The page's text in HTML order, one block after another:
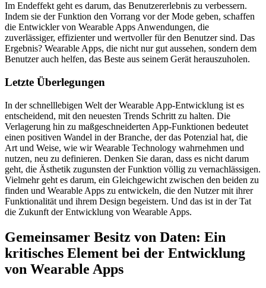
Im Endeffekt geht es darum, das Benutzererlebnis zu verbessern.
Indem sie der Funktion den Vorrang vor der Mode geben, schaffen
die Entwickler von Wearable Apps Anwendungen, die
zuverlässiger, effizienter und wertvoller für den Benutzer sind. Das
Ergebnis? Wearable Apps, die nicht nur gut aussehen, sondern dem
Benutzer auch helfen, das Beste aus seinem Gerät herauszuholen.
Letzte Überlegungen
In der schnelllebigen Welt der Wearable App-Entwicklung ist es
entscheidend, mit den neuesten Trends Schritt zu halten. Die
Verlagerung hin zu maßgeschneiderten App-Funktionen bedeutet
einen positiven Wandel in der Branche, der das Potenzial hat, die
Art und Weise, wie wir Wearable Technology wahrnehmen und
nutzen, neu zu definieren. Denken Sie daran, dass es nicht darum
geht, die Ästhetik zugunsten der Funktion völlig zu vernachlässigen.
Vielmehr geht es darum, ein Gleichgewicht zwischen den beiden zu
finden und Wearable Apps zu entwickeln, die den Nutzer mit ihrer
Funktionalität und ihrem Design begeistern. Und das ist in der Tat
die Zukunft der Entwicklung von Wearable Apps.
Gemeinsamer Besitz von Daten: Ein
kritisches Element bei der Entwicklung
von Wearable Apps